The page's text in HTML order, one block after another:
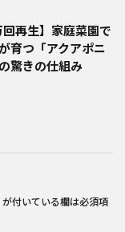
回再生】家庭菜園で
育つ「アクアポニ
驚きの仕組み
が付いている欄は必須項